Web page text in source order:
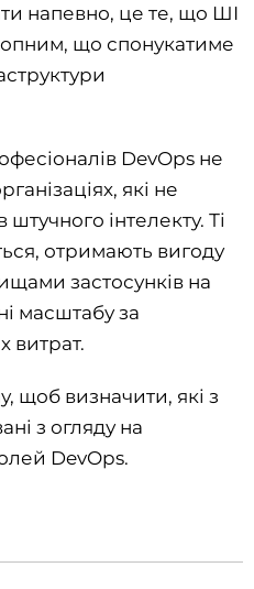
напевно, це те, що ШІ
що спонукатиме
DevOps не
які не
штучного інтелекту. Ті
отримають вигоду
застосунків на
масштабу за
витрат.
щоб визначити, які з
з огляду на
DevOps.